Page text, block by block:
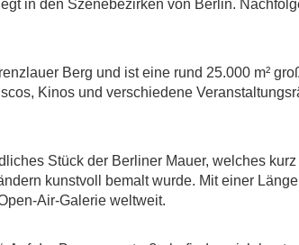
in den Szenebezirken von Berlin.
Berg und ist eine rund 25.000 m²
Kinos und verschiedene
Stück der Berliner Mauer, welches
kunstvoll bemalt wurde. Mit einer
Air-Galerie weltweit.